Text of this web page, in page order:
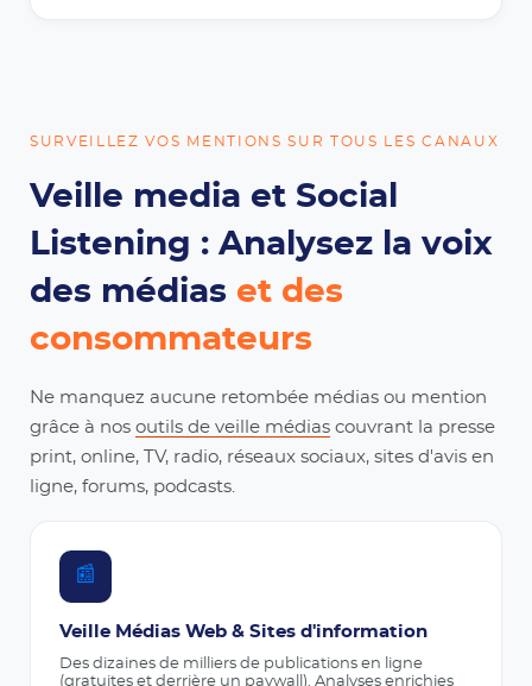
SURVEILLEZ VOS MENTIONS SUR TOUS LES CANAUX
Veille media et Social
Listening : Analysez la voix
des médias et des
consommateurs
Ne manquez aucune retombée médias ou mention
grâce à nos outils de veille médias couvrant la presse
print, online, TV, radio, réseaux sociaux, sites d'avis en
ligne, forums, podcasts.
📰
Veille Médias Web & Sites d'information
Des dizaines de milliers de publications en ligne
(gratuites et derrière un paywall). Analyses enrichies